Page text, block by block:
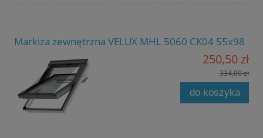
Markiza zewnętrzna VELUX MHL 5060 CK04 55x98
250,50 zł
334,00 zł
do koszyka